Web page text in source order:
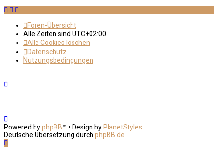
Foren-Übersicht
Alle Zeiten sind UTC+02:00
Alle Cookies löschen
Datenschutz
Nutzungsbedingungen
Powered byphpBB™ • Design by PlanetStyles
Deutsche Übersetzung durch phpBB.de